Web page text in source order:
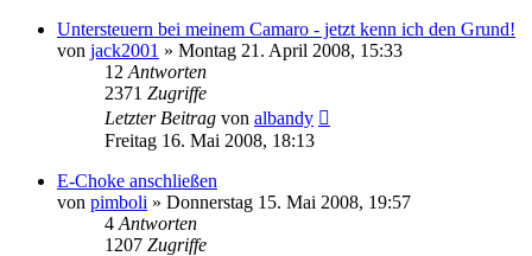
Untersteuern bei meinem Camaro - jetzt kenn ich den Grund!
von jack2001 » Montag 21. April 2008, 15:33
12 Antworten
2371 Zugriffe
Letzter Beitrag von albandy
Freitag 16. Mai 2008, 18:13
E-Choke anschließen
von pimboli » Donnerstag 15. Mai 2008, 19:57
4 Antworten
1207 Zugriffe